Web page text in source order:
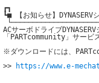
┏┓
┗■ 【お知らせ】DYNASERV
ACサーボドライブ
「PARTcommunity」サー
※ダウンロードには、
>>
https://www.e-